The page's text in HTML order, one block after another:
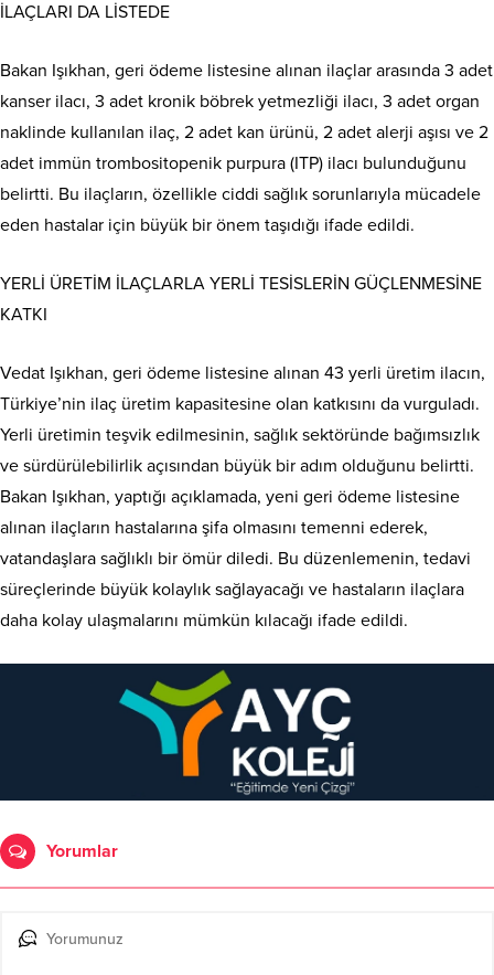
İLAÇLARI DA LİSTEDE
Bakan Işıkhan, geri ödeme listesine alınan ilaçlar arasında 3 adet
kanser ilacı, 3 adet kronik böbrek yetmezliği ilacı, 3 adet organ
naklinde kullanılan ilaç, 2 adet kan ürünü, 2 adet alerji aşısı ve 2
adet immün trombositopenik purpura (ITP) ilacı bulunduğunu
belirtti. Bu ilaçların, özellikle ciddi sağlık sorunlarıyla mücadele
eden hastalar için büyük bir önem taşıdığı ifade edildi.
YERLİ ÜRETİM İLAÇLARLA YERLİ TESİSLERİN GÜÇLENMESİNE
KATKI
Vedat Işıkhan, geri ödeme listesine alınan 43 yerli üretim ilacın,
Türkiye’nin ilaç üretim kapasitesine olan katkısını da vurguladı.
Yerli üretimin teşvik edilmesinin, sağlık sektöründe bağımsızlık
ve sürdürülebilirlik açısından büyük bir adım olduğunu belirtti.
Bakan Işıkhan, yaptığı açıklamada, yeni geri ödeme listesine
alınan ilaçların hastalarına şifa olmasını temenni ederek,
vatandaşlara sağlıklı bir ömür diledi. Bu düzenlemenin, tedavi
süreçlerinde büyük kolaylık sağlayacağı ve hastaların ilaçlara
daha kolay ulaşmalarını mümkün kılacağı ifade edildi.
Yorumlar